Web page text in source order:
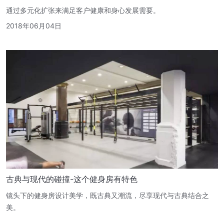
通过多元化扩张来满足客户健康和身心发展需要。
2018年06月04日
古典与现代的碰撞-这个健身房有特色
镜头下的健身房设计美学，既古典又潮流，尽享现代与古典结合之
美。